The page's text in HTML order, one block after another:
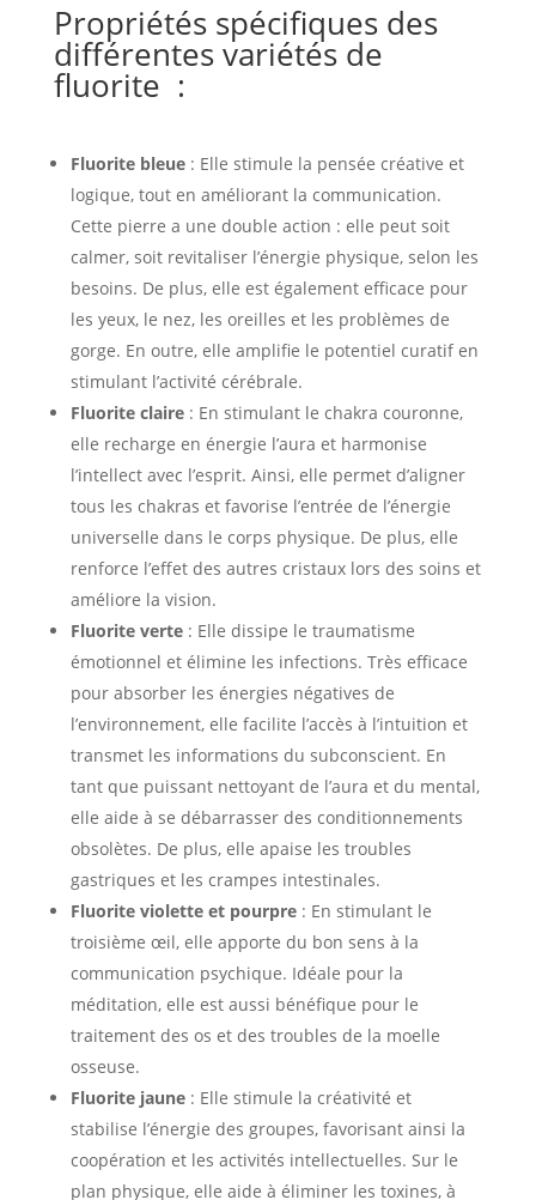
Propriétés spécifiques des
différentes variétés de
fluorite :
Fluorite bleue: Elle stimule la pensée créative et
logique, tout en améliorant la communication.
Cette pierre a une double action : elle peut soit
calmer, soit revitaliser l’énergie physique, selon les
besoins. De plus, elle est également efficace pour
les yeux, le nez, les oreilles et les problèmes de
gorge. En outre, elle amplifie le potentiel curatif en
stimulant l’activité cérébrale.
Fluorite claire: En stimulant le chakra couronne,
elle recharge en énergie l’aura et harmonise
l’intellect avec l’esprit. Ainsi, elle permet d’aligner
tous les chakras et favorise l’entrée de l’énergie
universelle dans le corps physique. De plus, elle
renforce l’effet des autres cristaux lors des soins et
améliore la vision.
Fluorite verte: Elle dissipe le traumatisme
émotionnel et élimine les infections. Très efficace
pour absorber les énergies négatives de
l’environnement, elle facilite l’accès à l’intuition et
transmet les informations du subconscient. En
tant que puissant nettoyant de l’aura et du mental,
elle aide à se débarrasser des conditionnements
obsolètes. De plus, elle apaise les troubles
gastriques et les crampes intestinales.
Fluorite violette et pourpre: En stimulant le
troisième œil, elle apporte du bon sens à la
communication psychique. Idéale pour la
méditation, elle est aussi bénéfique pour le
traitement des os et des troubles de la moelle
osseuse.
Fluorite jaune: Elle stimule la créativité et
stabilise l’énergie des groupes, favorisant ainsi la
coopération et les activités intellectuelles. Sur le
plan physique, elle aide à éliminer les toxines, à